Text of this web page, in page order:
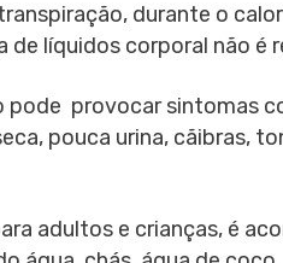
durante o
de líquidos corporal não
pode provocar sintomas
pouca urina, cãibras,
adultos e crianças, é